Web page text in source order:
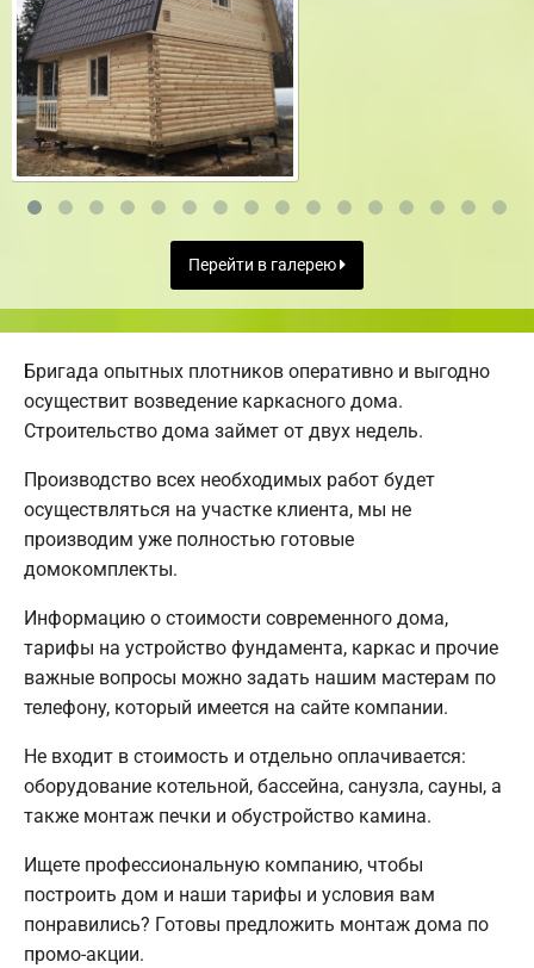
Перейти в галерею
Бригада опытных плотников оперативно и выгодно
осуществит возведение каркасного дома.
Строительство дома займет от двух недель.
Производство всех необходимых работ будет
осуществляться на участке клиента, мы не
производим уже полностью готовые
домокомплекты.
Информацию о стоимости современного дома,
тарифы на устройство фундамента, каркас и прочие
важные вопросы можно задать нашим мастерам по
телефону, который имеется на сайте компании.
Не входит в стоимость и отдельно оплачивается:
оборудование котельной, бассейна, санузла, сауны, а
также монтаж печки и обустройство камина.
Ищете профессиональную компанию, чтобы
построить дом и наши тарифы и условия вам
понравились? Готовы предложить монтаж дома по
промо-акции.